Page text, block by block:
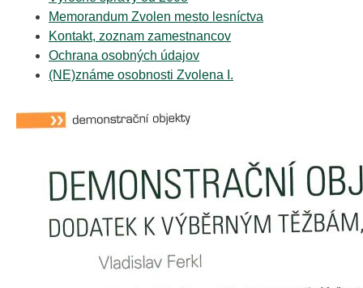
Memorandum Zvolen mesto lesníctva
Kontakt, zoznam zamestnancov
Ochrana osobných údajov
(NE)známe osobnosti Zvolena I.